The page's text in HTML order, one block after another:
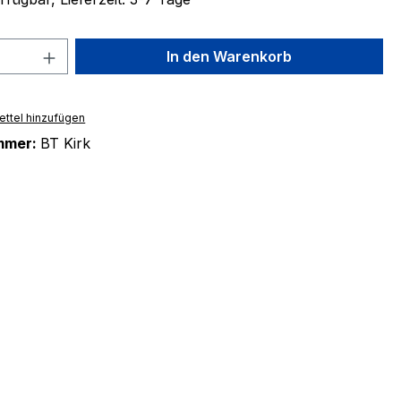
Anzahl: Gib den gewünschten Wert
In den Warenkorb
hinzufügen
BT Kirk